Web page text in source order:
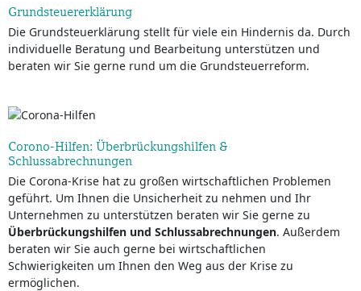
Grundsteuererklärung
Die Grundsteuerklärung stellt für viele ein Hindernis da. Durch
individuelle Beratung und Bearbeitung unterstützen und
beraten wir Sie gerne rund um die Grundsteuerreform.
Corono-Hilfen: Überbrückungshilfen &
Schlussabrechnungen
Die Corona-Krise hat zu großen wirtschaftlichen Problemen
geführt. Um Ihnen die Unsicherheit zu nehmen und Ihr
Unternehmen zu unterstützen beraten wir Sie gerne zu
Überbrückungshilfen und Schlussabrechnungen. Außerdem
beraten wir Sie auch gerne bei wirtschaftlichen
Schwierigkeiten um Ihnen den Weg aus der Krise zu
ermöglichen.